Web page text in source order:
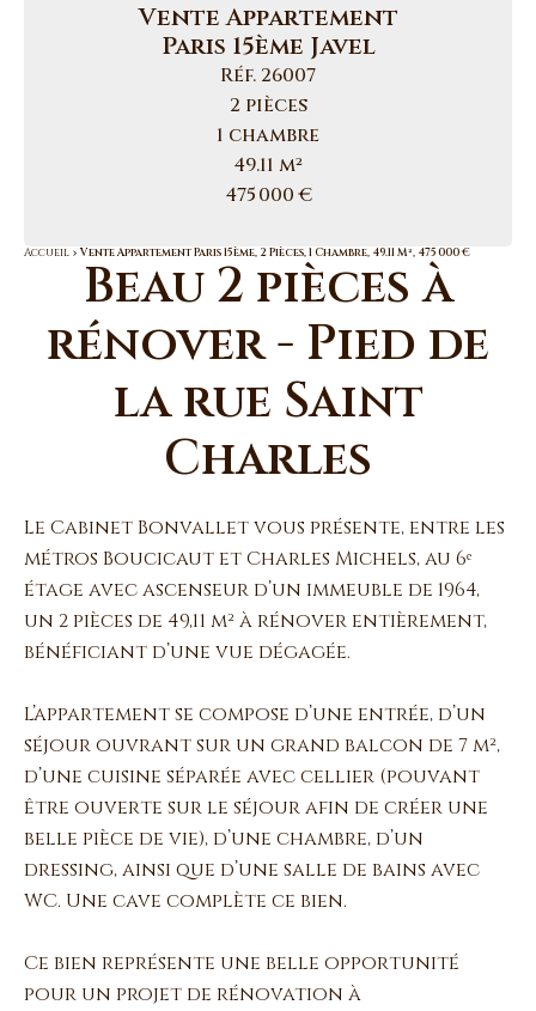
Vente Appartement
Paris 15ème Javel
Réf. 26007
2 pièces
1 chambre
49.11 m²
475 000 €
Accueil Vente Appartement Paris 15ème, 2 Pièces, 1 Chambre, 49.11 M², 475 000 €
Beau 2 pièces à
rénover - Pied de
la rue Saint
Charles
Le Cabinet Bonvallet vous présente, entre les
métros Boucicaut et Charles Michels, au 6ᵉ
étage avec ascenseur d’un immeuble de 1964,
un 2 pièces de 49,11 m² à rénover entièrement,
bénéficiant d’une vue dégagée.
L’appartement se compose d’une entrée, d’un
séjour ouvrant sur un grand balcon de 7 m²,
d’une cuisine séparée avec cellier (pouvant
être ouverte sur le séjour afin de créer une
belle pièce de vie), d’une chambre, d’un
dressing, ainsi que d’une salle de bains avec
WC. Une cave complète ce bien.
Ce bien représente une belle opportunité
pour un projet de rénovation à